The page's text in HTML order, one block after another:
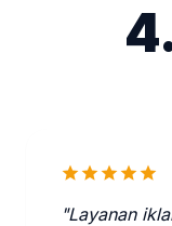
starstarstarstarstar
"Layanan